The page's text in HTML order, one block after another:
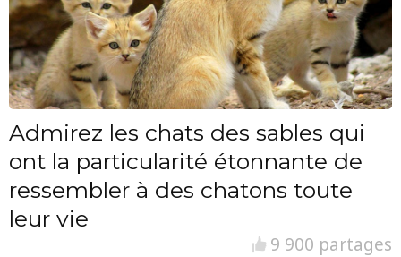
Admirez les chats des sables qui
ont la particularité étonnante de
ressembler à des chatons toute
leur vie
9 900 partages